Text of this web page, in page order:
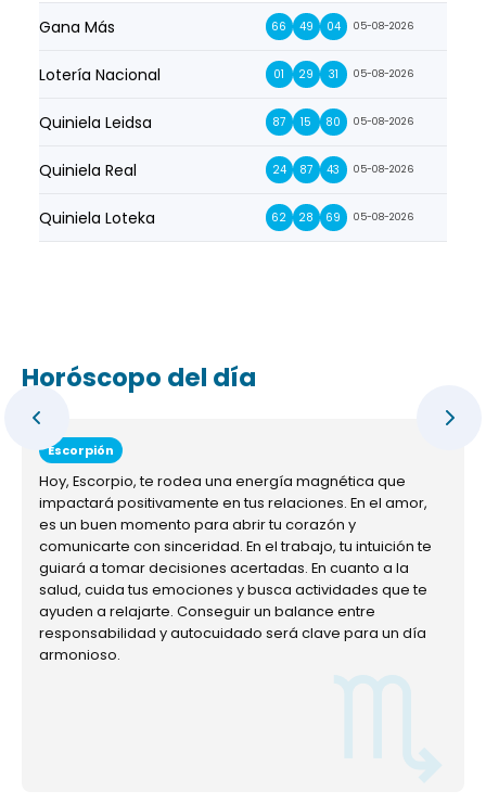
Gana Más 66 49 04 05-08-2026
Lotería Nacional 01 29 31 05-08-2026
Quiniela Leidsa 87 15 80 05-08-2026
Quiniela Real 24 87 43 05-08-2026
Quiniela Loteka 62 28 69 05-08-2026
Horóscopo del día
Escorpión
Hoy, Escorpio, te rodea una energía magnética que
impactará positivamente en tus relaciones. En el amor,
es un buen momento para abrir tu corazón y
comunicarte con sinceridad. En el trabajo, tu intuición te
guiará a tomar decisiones acertadas. En cuanto a la
salud, cuida tus emociones y busca actividades que te
ayuden a relajarte. Conseguir un balance entre
responsabilidad y autocuidado será clave para un día
armonioso.